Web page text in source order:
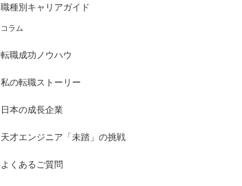
職種別キャリアガイド
コラム
転職成功ノウハウ
私の転職ストーリー
日本の成長企業
天才エンジニア「未踏」の挑戦
よくあるご質問